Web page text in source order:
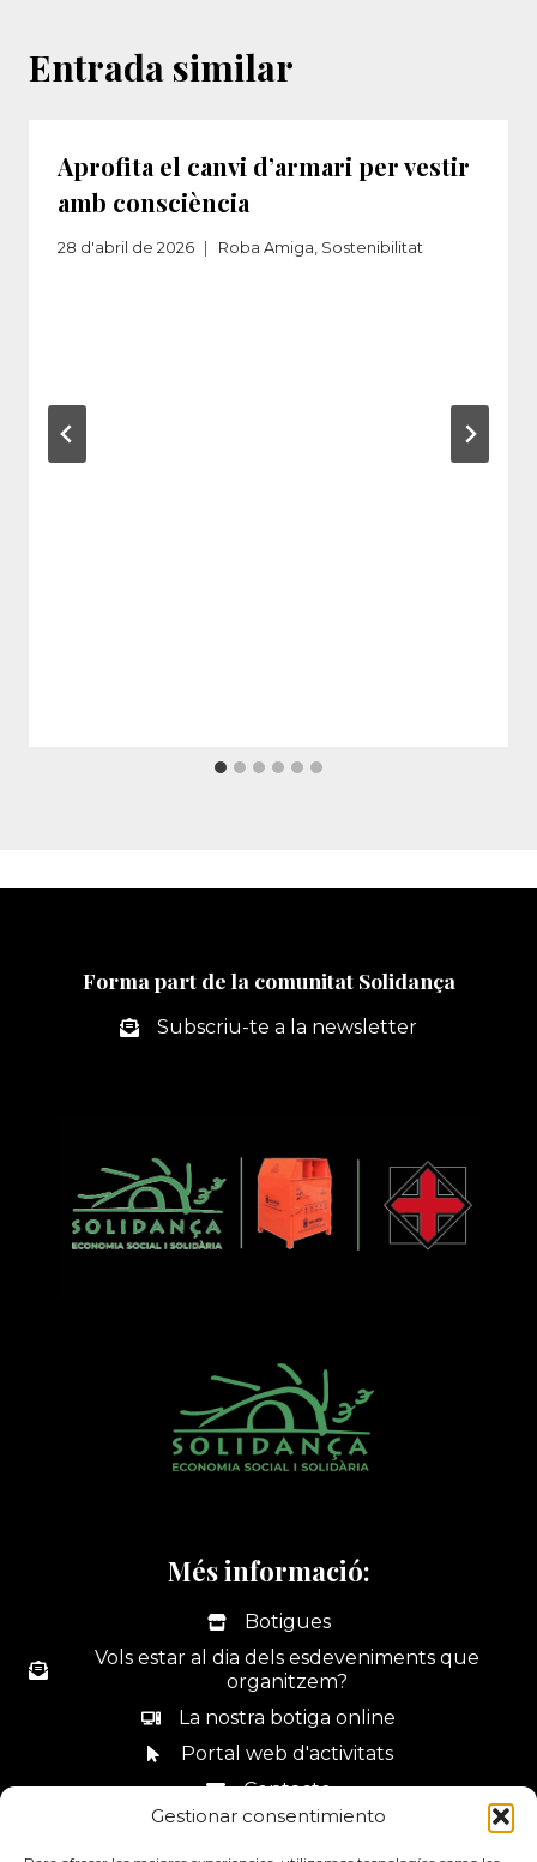
Gestionar consentimiento
Entrada similar
Aprofita el canvi d’armari per vestir
amb consciència
28 d'abril de 2026 Roba Amiga Sostenibilitat
Forma part de la comunitat Solidança
Subscriu-te a la newsletter
Més informació:
Botigues
Vols estar al dia dels esdeveniments que
organitzem?
La nostra botiga online
Portal web d'activitats
Contacte
Canal de denúncies